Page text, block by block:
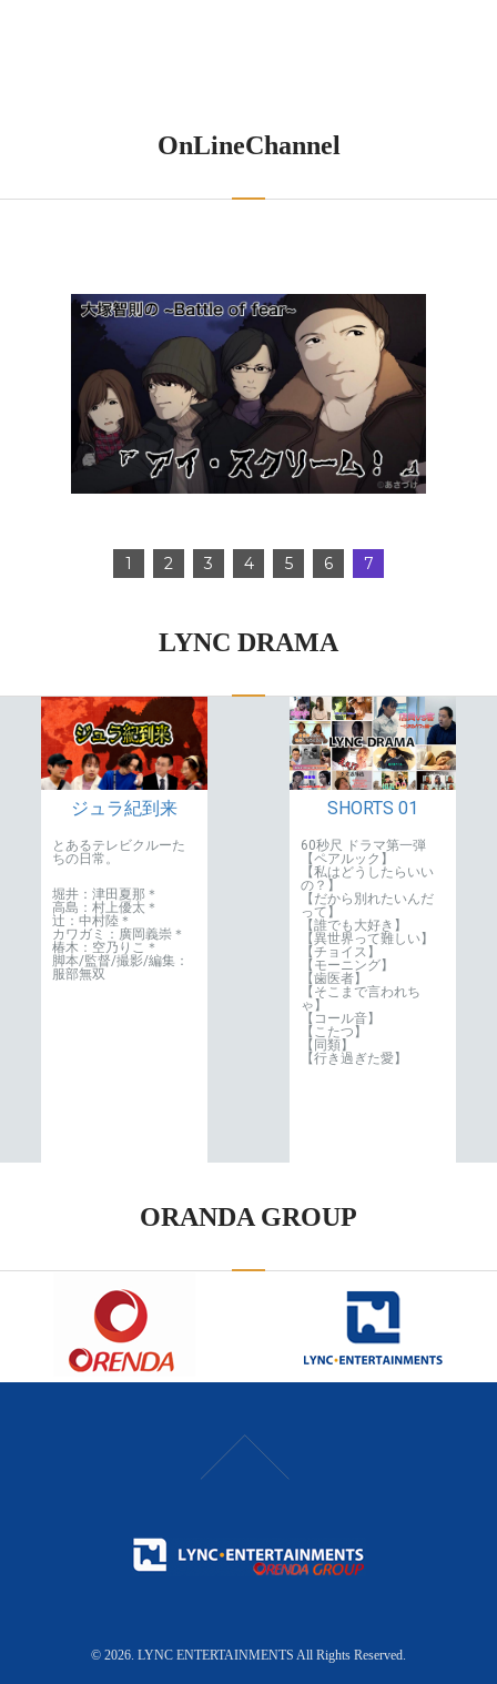
OnLineChannel
1 2 3 4 5 6 7
LYNC DRAMA
ジュラ紀到来
とあるテレビクルーた
ちの日常。
堀井：津田夏那＊
高島：村上優太＊
辻：中村陸＊
カワガミ：廣岡義崇＊
椿木：空乃りこ＊
脚本/監督/撮影/編集：
服部無双
SHORTS 01
60秒尺 ドラマ第一弾
【ペアルック】
【私はどうしたらいい
の？】
【だから別れたいんだ
って】
【誰でも大好き】
【異世界って難しい】
【チョイス】
【モーニング】
【歯医者】
【そこまで言われち
ゃ】
【コール音】
【こたつ】
【同類】
【行き過ぎた愛】
ORANDA GROUP
© 2026. LYNC ENTERTAINMENTS All Rights Reserved.